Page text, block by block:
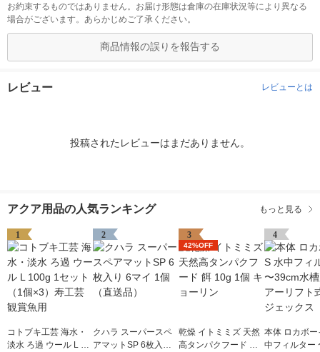
お約束するものではありません。お届け形態は倉庫の在庫状況等により異なる
場合がございます。あらかじめご了承ください。
商品情報の誤りを報告する
レビュー レビューとは
投稿されたレビューはまだありません。
アクア用品の人気ランキング もっと見る
1
コトブキ工芸 海水・
淡水 ろ過 ウール L 10
2
クハラ スーパースペ
アマットSP 6枚入り 6
3
42%OFF
乾燥 イトミミズ 天然
高タンパクフード 餌
4
本体 ロカボー
中フィルター